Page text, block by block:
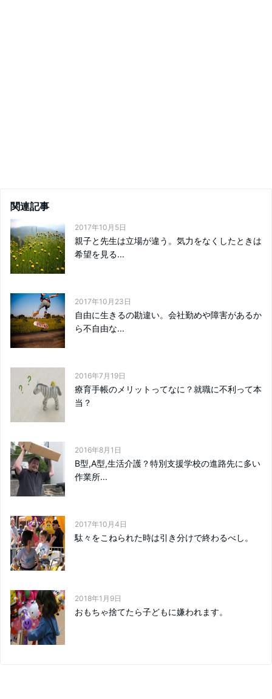
関連記事
2017年10月5日
親子と先生は立場が違う。気力をなくしたときは
希望を見る...
2017年10月23日
自由に生きるの勘違い。会社勤めや障害があるか
ら不自由な...
2016年7月19日
療育手帳のメリットってなに？就職に不利って本
当？
2016年8月1日
B型,A型,生活介護？特別支援学校の進路先に多い
作業所...
2017年10月4日
駄々をこねられた時は引き分けで終わるべし。
2018年1月9日
おもちゃ捨てたら子どもに嫌われます。